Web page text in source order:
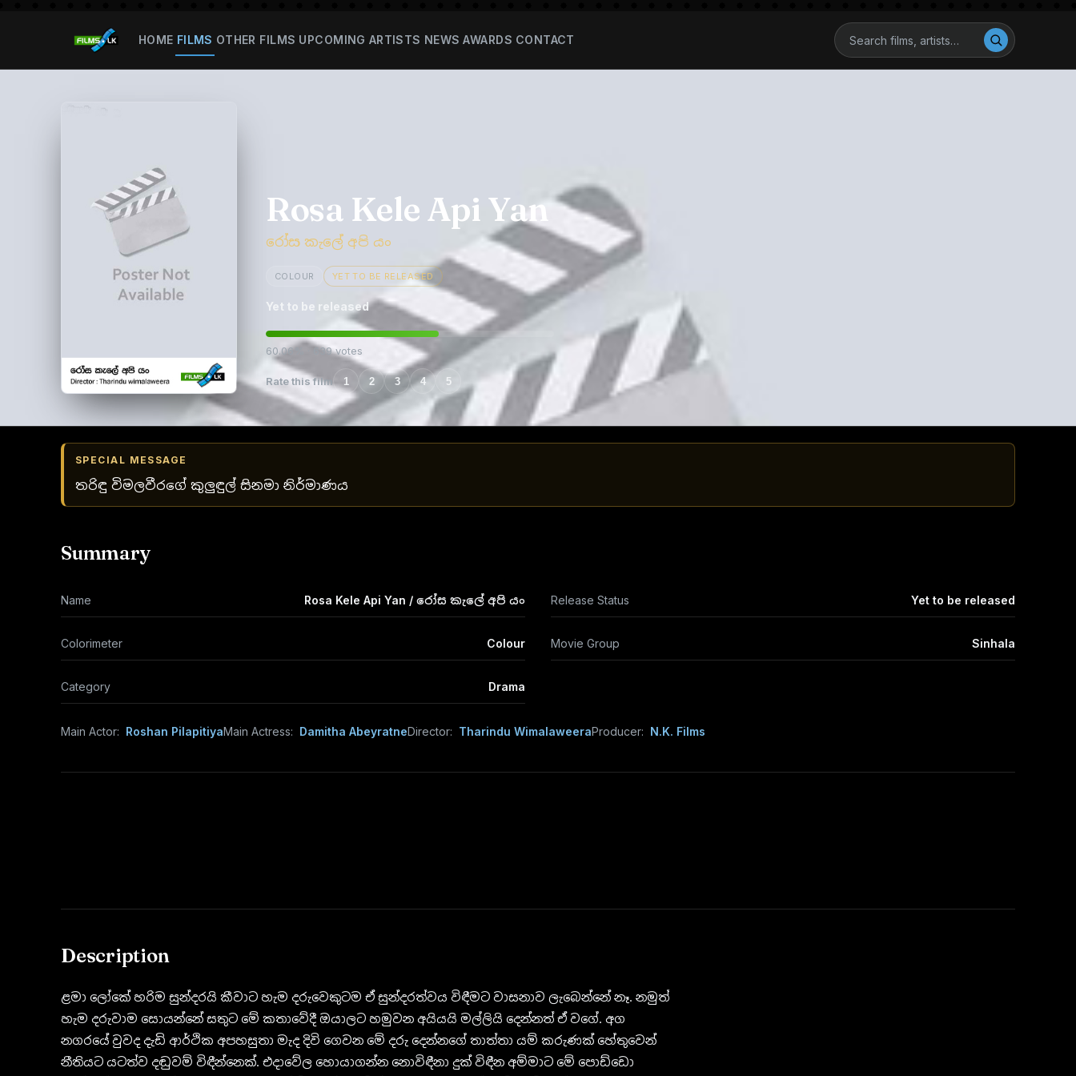
HOME FILMS OTHER FILMS UPCOMING ARTISTS NEWS AWARDS CONTACT
Rosa Kele Api Yan
රෝස කැලේ අපි යං
COLOUR YET TO BE RELEASED
Yet to be released
60.06% · 639 votes
Rate this film 1 2 3 4 5
SPECIAL MESSAGE
තරිඳු විමලවීරගේ කුලුඳුල් සිනමා නිර්මාණය
Summary
Name Rosa Kele Api Yan / රෝස කැලේ අපි යං Release Status Yet to be released
Colorimeter Colour Movie Group Sinhala
Category Drama
Main Actor: Roshan PilapitiyaMain Actress: Damitha AbeyratneDirector: Tharindu WimalaweeraProducer: N.K. Films
Description
ළමා ලෝකේ හරිම සුන්දරයි කීවාට හැම දරුවෙකුටම ඒ සුන්දරත්වය විඳීමට වාසනාව ලැබෙන්නේ නෑ. නමුත්
හැම දරුවාම සොයන්නේ සතුට මේ කතාවේදී ඔයාලට හමුවන අයියයි මල්ලියි දෙන්නත් ඒ වගේ. අග
නගරයේ වුවද දැඩි ආර්ථික අපහසුතා මැද දිවි ගෙවන මේ දරු දෙන්නගේ තාත්තා යම් කරුණක් හේතුවෙන්
නීතියට යටත්ව දඬුවම් විඳීන්නෙක්. එදාවේල හොයාගන්න නොවිඳීනා දුක් විඳීන අම්මාට මේ පොඩ්ඩො